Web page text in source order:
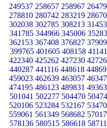
249537 258657 258967
278810 280742 283219
302038 302785 308213
341785 344966 345006
362153 367408 376827
399765 401605 408158
422340 425262 427230
440287 441116 448618
459023 462639 463057
474195 486123 489831
501041 502277 504470
520106 523284 532167
559061 561349 568682
578136 580515 586618